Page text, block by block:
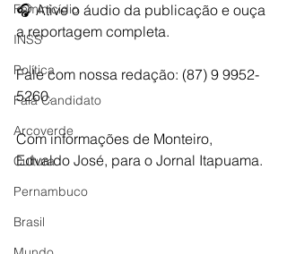
Feminicídio
INSS
Política
Fala Candidato
Arcoverde
Cultura
Pernambuco
Brasil
🎧 Ative o áudio da publicação e ouça
a reportagem completa.
Fale com nossa redação: (87) 9 9952-
5260.
Com informações de Monteiro,
Edvaldo José, para o Jornal Itapuama.